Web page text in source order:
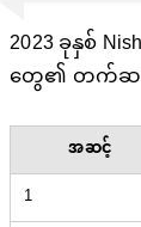
2023 ခုနှစ်
တွေ၏ တက်ဆင်း
အဆင့်
1